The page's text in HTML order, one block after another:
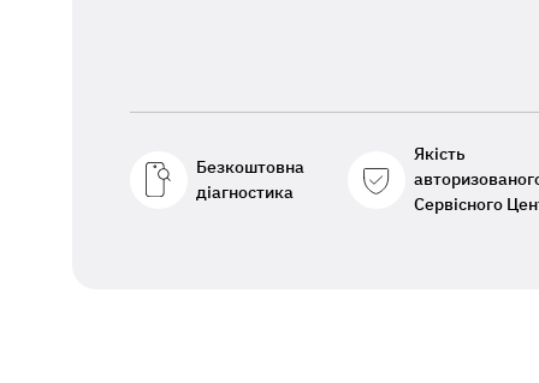
Безкоштовна
діагностика
Якість
Сервісного